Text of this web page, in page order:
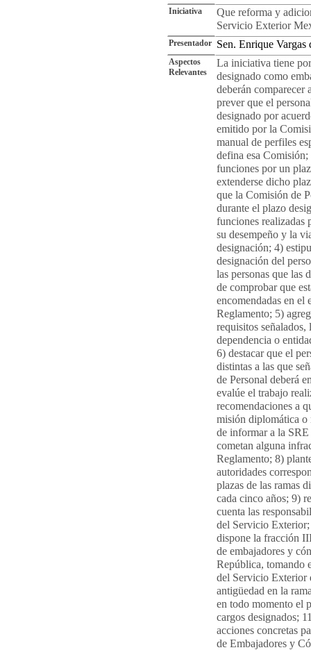
Iniciativa
Que reforma y
Servicio Exterior
Presentador Sen. Enrique
Aspectos
Relevantes
La iniciativa tiene
designado como
deberán comparecer
prever que el
designado por
emitido por la
manual de perfiles
defina esa
funciones por un
extenderse dicho
que la Comisión de
durante el plazo
funciones realizadas
su desempeño y la
designación; 4)
designación del
las personas que las
de comprobar que
encomendadas en el
Reglamento; 5)
requisitos
dependencia o
6) destacar que el
distintas a las que
de Personal deberá
evalúe el trabajo
recomendaciones a
misión diplomática o
de informar a la
cometan alguna
Reglamento; 8)
autoridades
plazas de las ramas
cada cinco años; 9)
cuenta las
del Servicio
dispone la fracción
de embajadores y
República, tomando
del Servicio Exterior
antigüedad en la
en todo momento el
cargos designados;
acciones concretas
de Embajadores y